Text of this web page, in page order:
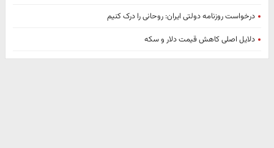
درخواست روزنامه دولتی ایران: روحانی را درک کنیم
دلایل اصلی کاهش قیمت دلار و سکه